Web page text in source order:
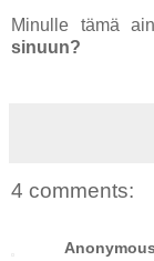
Minulle tämä
sinuun?
4 comments:
Anonymous